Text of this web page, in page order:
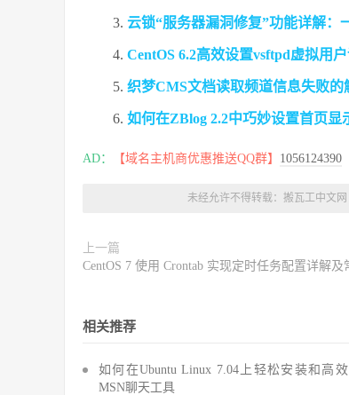
云锁“服务器漏洞修复”功能详解：
CentOS 6.2高效设置vsftpd虚拟用
织梦CMS文档读取频道信息失败的
如何在ZBlog 2.2中巧妙设置首页显
AD： 【域名主机商优惠推送QQ群】 1056124390
未经允许不得转载： 搬瓦工中文网
上一篇
CentOS 7 使用 Crontab 实现定时任务配置详解
相关推荐
如何在Ubuntu Linux 7.04上轻松安装和高效
MSN聊天工具